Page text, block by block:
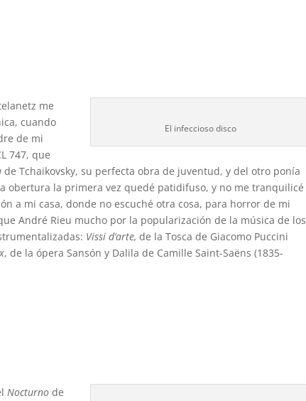
El infeccioso disco
me
cuando
de mi
747, que
de Tchaikovsky, su perfecta obra de juventud, y del otro ponía
obertura la primera vez quedé patidifuso, y no me tranquilicé
a mi casa, donde no escuché otra cosa, para horror de mi
André Rieu mucho por la popularización de la música de los
Vissi d’arte,de la Tosca de Giacomo Puccini
, de la ópera Sansón y Dalila de Camille Saint-Saëns (1835-
Nocturno de